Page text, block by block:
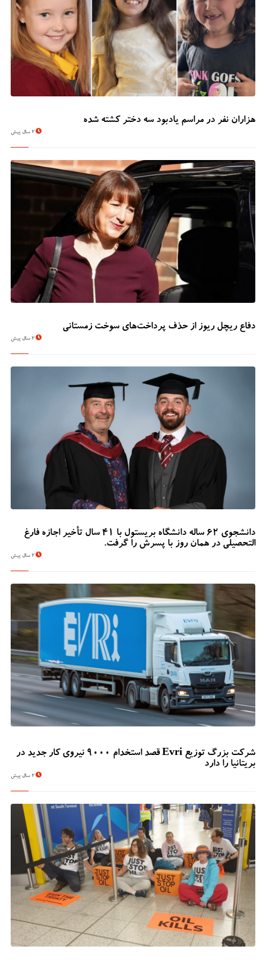
هزاران نفر در مراسم یادبود سه دختر کشته شده
2 سال پیش
دفاع ریچل ریوز از حذف پرداخت‌های سوخت زمستانی
2 سال پیش
دانشجوی 62 ساله دانشگاه بریستول با 41 سال تأخیر اجازه فارغ
التحصیلی در همان روز با پسرش را گرفت.
2 سال پیش
شرکت بزرگ توزیع Evri قصد استخدام ۹۰۰۰ نیروی کار جدید در
بریتانیا را دارد
2 سال پیش